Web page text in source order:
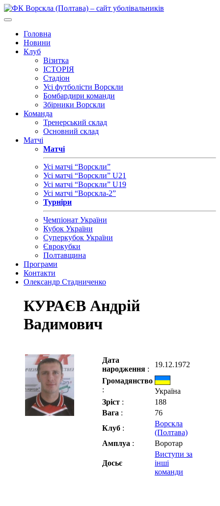
Головна
Новини
Клуб
Візитка
ІСТОРІЯ
Стадіон
Усі футболісти Ворскли
Бомбардири команди
Збірники Ворскли
Команда
Тренерський склад
Основний склад
Матчі
Матчі
Усі матчі “Ворскли”
Усі матчі “Ворскли” U21
Усі матчі “Ворскли” U19
Усі матчі “Ворскла-2”
Турніри
Чемпіонат України
Кубок України
Суперкубок України
Єврокубки
Полтавщина
Програми
Контакти
Олександр Стадниченко
КУРАЄВ Андрій
Вадимович
Дата
народження :
19.12.1972
Громадянство
:
Україна
Зріст :
188
Вага :
76
Клуб :
Ворскла
(Полтава)
Амплуа : Воротар
Досьє
Виступи за
інші
команди